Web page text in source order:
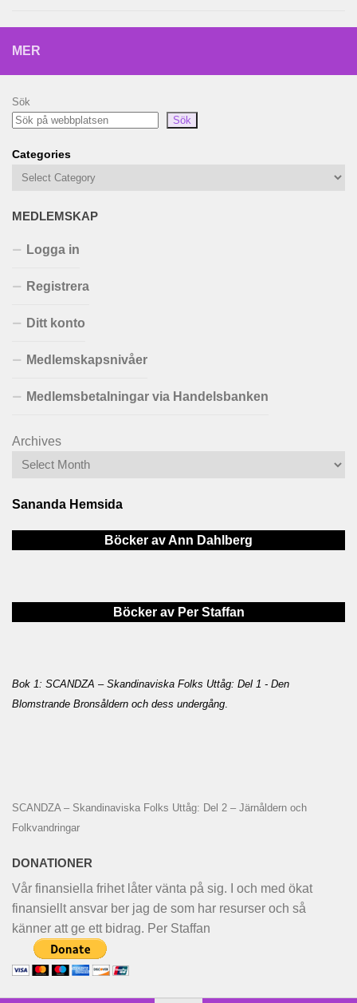
MER
Sök
Sök
Categories
MEDLEMSKAP
Logga in
Registrera
Ditt konto
Medlemskapsnivåer
Medlemsbetalningar via Handelsbanken
Archives
Sananda Hemsida
Böcker av Ann Dahlberg
Böcker av Per Staffan
Bok 1: SCANDZA – Skandinaviska Folks Uttåg: Del 1 - Den
Blomstrande Bronsåldern och dess undergång.
SCANDZA – Skandinaviska Folks Uttåg: Del 2 – Järnåldern och
Folkvandringar
DONATIONER
Vår finansiella frihet låter vänta på sig. I och med ökat
finansiellt ansvar ber jag de som har resurser och så
känner att ge ett bidrag. Per Staffan